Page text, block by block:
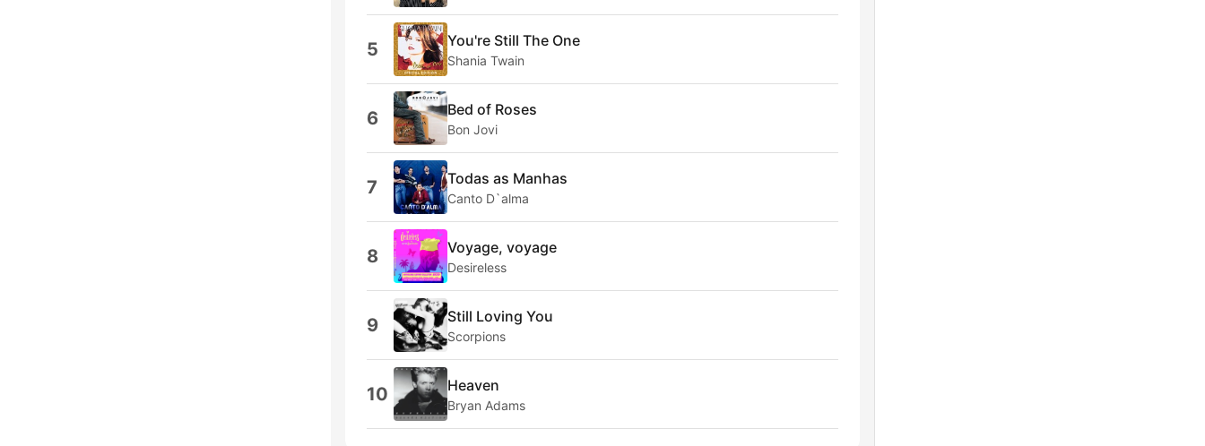
5 You're Still The One
Shania Twain
6 Bed of Roses
Bon Jovi
7 Todas as Manhas
Canto D`alma
8 Voyage, voyage
Desireless
9 Still Loving You
Scorpions
10 Heaven
Bryan Adams